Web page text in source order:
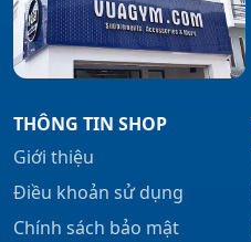
THÔNG TIN SHOP
Giới thiệu
Điều khoản sử dụng
Chính sách bảo mật